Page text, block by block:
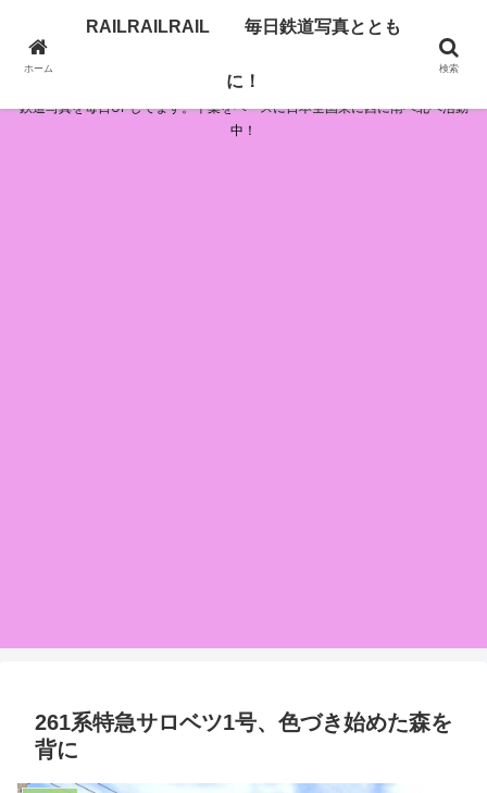
RAILRAILRAIL 毎日鉄道写真とともに！
鉄道写真を毎日UPしてます。千葉をベースに日本全国東に西に南へ北へ活動
中！
261系特急サロベツ1号、色づき始めた森を
背に
ホーム
RAILRAILRAIL 毎日鉄道写真ととも
に！
検索